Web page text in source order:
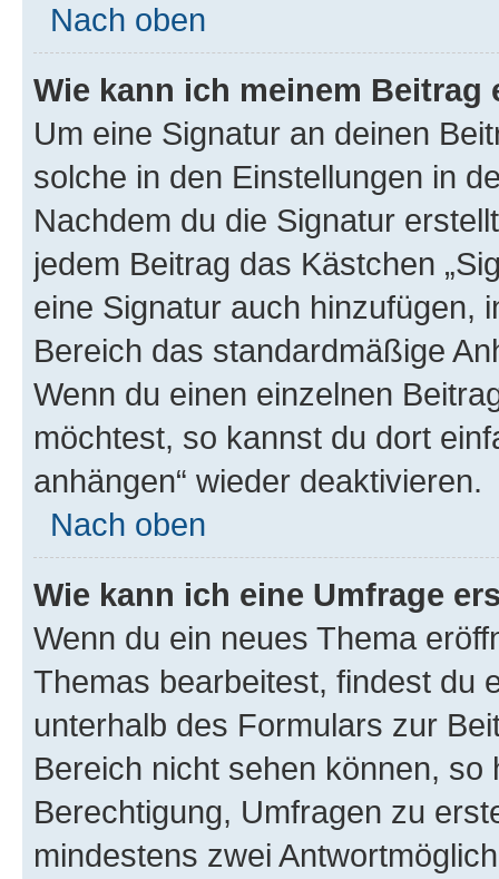
Nach oben
Wie kann ich meinem
Um eine Signatur an deinen
solche in den Einstellungen in
Nachdem du die Signatur
jedem Beitrag das Kästchen
eine Signatur auch hinzufügen,
Bereich das standardmäßige
Wenn du einen einzelnen
möchtest, so kannst du dort
anhängen“ wieder deaktivieren.
Nach oben
Wie kann ich eine Umfrage
Wenn du ein neues Thema
Themas bearbeitest, findest du
unterhalb des Formulars zur
Bereich nicht sehen können,
Berechtigung, Umfragen zu
mindestens zwei